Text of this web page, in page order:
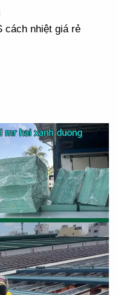
cách nhiệt giá rẻ